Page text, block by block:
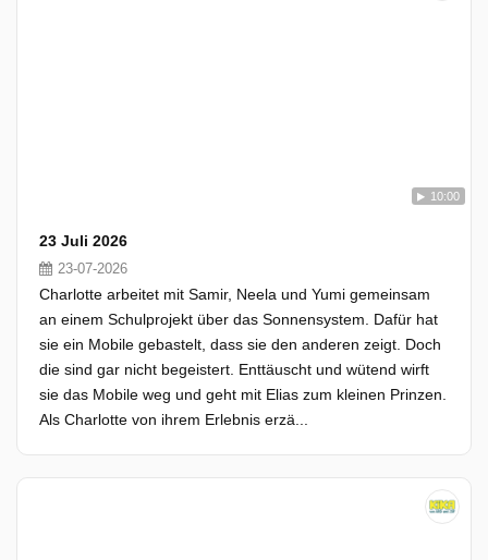
10:00
23 Juli 2026
23-07-2026
Charlotte arbeitet mit Samir, Neela und Yumi gemeinsam
an einem Schulprojekt über das Sonnensystem. Dafür hat
sie ein Mobile gebastelt, dass sie den anderen zeigt. Doch
die sind gar nicht begeistert. Enttäuscht und wütend wirft
sie das Mobile weg und geht mit Elias zum kleinen Prinzen.
Als Charlotte von ihrem Erlebnis erzä...